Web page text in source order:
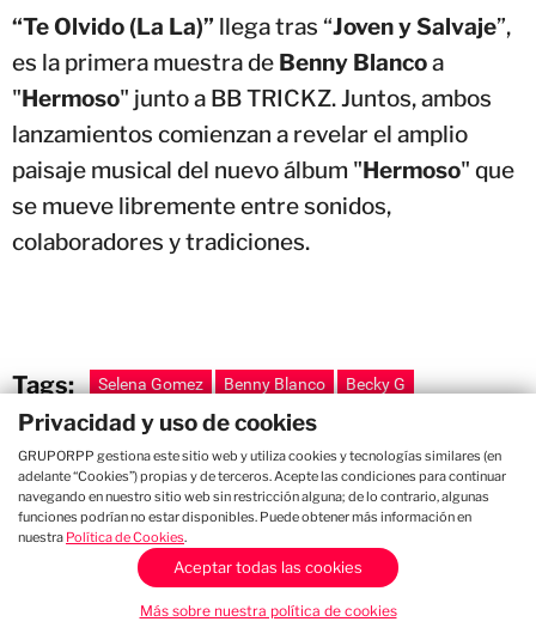
“Te Olvido (La La)” llega tras “Joven y Salvaje”,
es la primera muestra de Benny Blancoa
"Hermoso" junto a BB TRICKZ. Juntos, ambos
lanzamientos comienzan a revelar el amplio
paisaje musical del nuevo álbum "Hermoso" que
se mueve libremente entre sonidos,
colaboradores y tradiciones.
Tags: Selena Gomez Benny Blanco Becky G
COMPARTIR:
Privacidad y uso de cookies
GRUPORPP gestiona este sitio web y utiliza cookies y tecnologías similares (en
adelante “Cookies”) propias y de terceros. Acepte las condiciones para continuar
navegando en nuestro sitio web sin restricción alguna; de lo contrario, algunas
funciones podrían no estar disponibles. Puede obtener más información en
nuestra Política de Cookies.
Aceptar todas las cookies
Más sobre nuestra política de cookies